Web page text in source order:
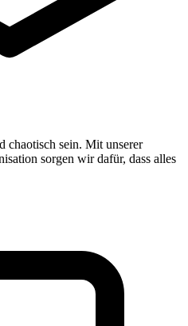
chaotisch sein. Mit unserer
sorgen wir dafür, dass alles